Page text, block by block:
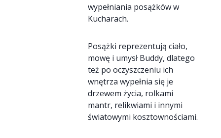
wypełniania posążków w
Kucharach.
Posążki reprezentują ciało,
mowę i umysł Buddy, dlatego
też po oczyszczeniu ich
wnętrza wypełnia się je
drzewem życia, rolkami
mantr, relikwiami i innymi
światowymi kosztownościami.